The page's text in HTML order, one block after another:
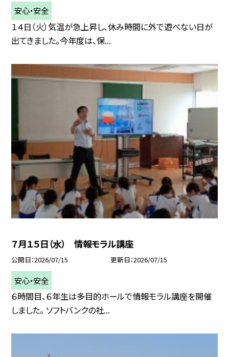
安心・安全
１４日（火）気温が急上昇し、休み時間に外で遊べない日が
出てきました。今年度は、保...
７月１５日（水） 情報モラル講座
公開日 2026/07/15 更新日 2026/07/15
安心・安全
６時間目、６年生は多目的ホールで情報モラル講座を開催
しました。 ソフトバンクの社...